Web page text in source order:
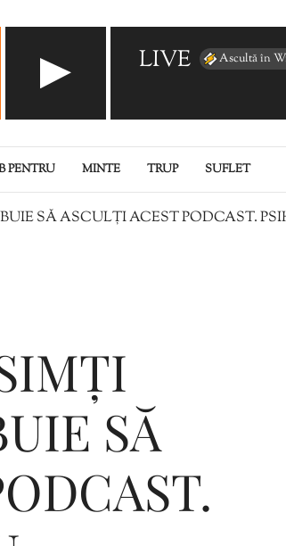
LIVE Ascultă în
PENTRU MINTE TRUP SUFLET
SĂ ASCULȚI ACEST PODCAST.
SĂ
Editorial
Morar: CUM